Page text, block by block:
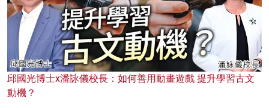
邱國光博士x潘詠儀校長：如何善用動畫遊戲 提升學習古文
動機？